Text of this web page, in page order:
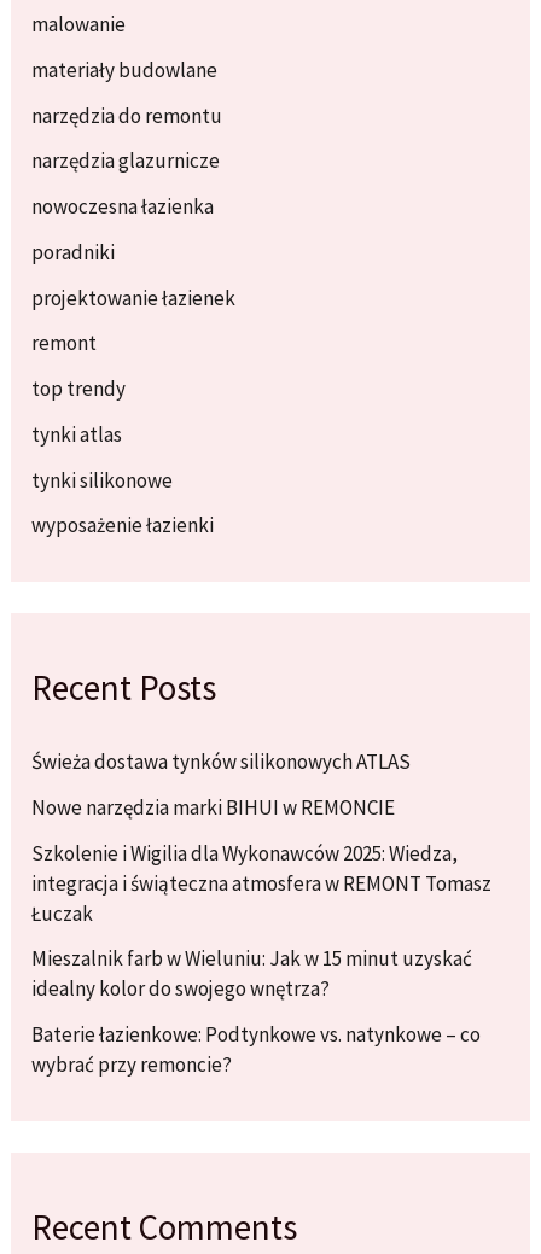
malowanie
materiały budowlane
narzędzia do remontu
narzędzia glazurnicze
nowoczesna łazienka
poradniki
projektowanie łazienek
remont
top trendy
tynki atlas
tynki silikonowe
wyposażenie łazienki
Recent Posts
Świeża dostawa tynków silikonowych ATLAS
Nowe narzędzia marki BIHUI w REMONCIE
Szkolenie i Wigilia dla Wykonawców 2025: Wiedza,
integracja i świąteczna atmosfera w REMONT Tomasz
Łuczak
Mieszalnik farb w Wieluniu: Jak w 15 minut uzyskać
idealny kolor do swojego wnętrza?
Baterie łazienkowe: Podtynkowe vs. natynkowe – co
wybrać przy remoncie?
Recent Comments